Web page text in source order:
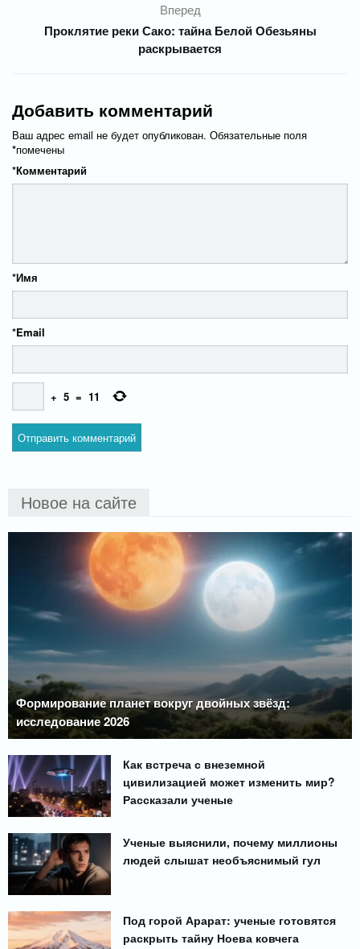
Вперед
Проклятие реки Сако: тайна Белой Обезьяны
раскрывается
Добавить комментарий
Ваш адрес email не будет опубликован. Обязательные поля
помечены
*
Комментарий
*
Имя
*
Email
*
+ 5 = 11
Новое на сайте
Формирование планет вокруг двойных звёзд:
исследование 2026
Как встреча с внеземной
цивилизацией может изменить мир?
Рассказали ученые
Ученые выяснили, почему миллионы
людей слышат необъяснимый гул
Под горой Арарат: ученые готовятся
раскрыть тайну Ноева ковчега